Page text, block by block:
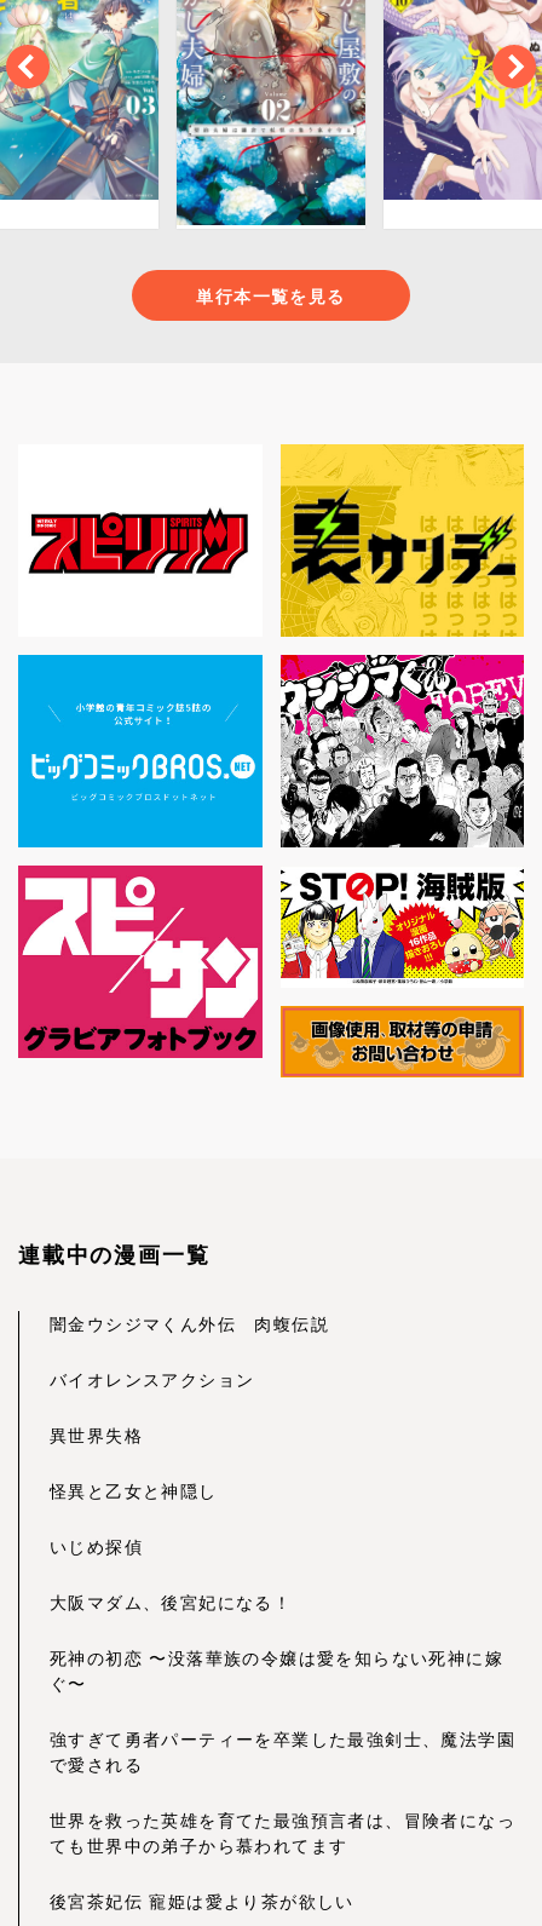
単行本一覧を見る
連載中の漫画一覧
闇金ウシジマくん外伝 肉蝮伝説
バイオレンスアクション
異世界失格
怪異と乙女と神隠し
いじめ探偵
大阪マダム、後宮妃になる！
死神の初恋 〜没落華族の令嬢は愛を知らない死神に嫁
ぐ〜
強すぎて勇者パーティーを卒業した最強剣士、魔法学園
で愛される
世界を救った英雄を育てた最強預言者は、冒険者になっ
ても世界中の弟子から慕われてます
後宮茶妃伝 寵姫は愛より茶が欲しい